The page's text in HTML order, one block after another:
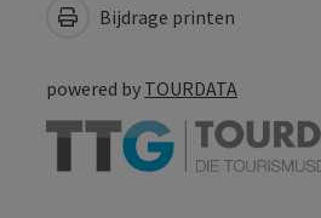
Bijdrage printen
powered by TOURDATA